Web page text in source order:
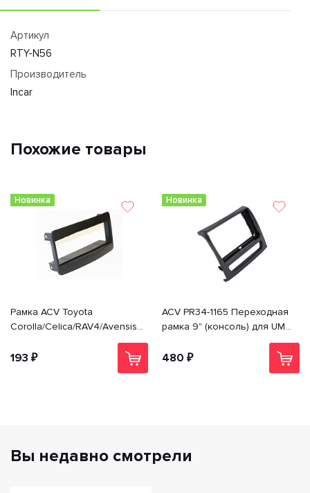
Артикул
RTY-N56
Производитель
Incar
Похожие товары
Новинка
Рамка ACV Toyota
Corolla/Celica/RAV4/Avensis (-
193 ₽
Новинка
ACV PR34-1165 Переходная
рамка 9" (консоль) для UMS
Sollers Atlant 2022+; MAZ
(МАЗ) esc; JAC SunRay
480 ₽
Вы недавно смотрели